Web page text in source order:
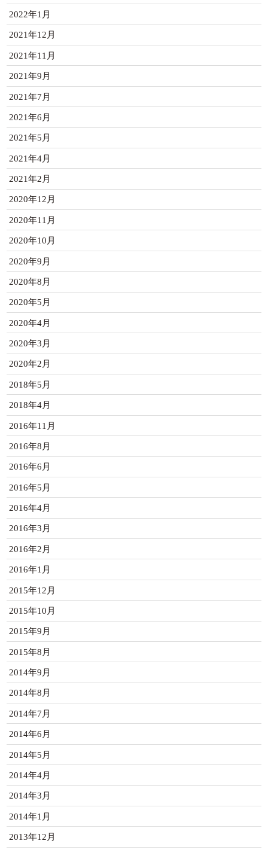
2022年1月
2021年12月
2021年11月
2021年9月
2021年7月
2021年6月
2021年5月
2021年4月
2021年2月
2020年12月
2020年11月
2020年10月
2020年9月
2020年8月
2020年5月
2020年4月
2020年3月
2020年2月
2018年5月
2018年4月
2016年11月
2016年8月
2016年6月
2016年5月
2016年4月
2016年3月
2016年2月
2016年1月
2015年12月
2015年10月
2015年9月
2015年8月
2014年9月
2014年8月
2014年7月
2014年6月
2014年5月
2014年4月
2014年3月
2014年1月
2013年12月